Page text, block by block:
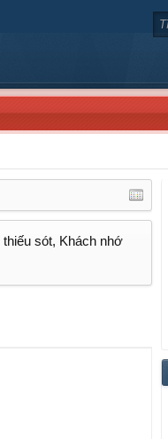
sót, Khách nhớ